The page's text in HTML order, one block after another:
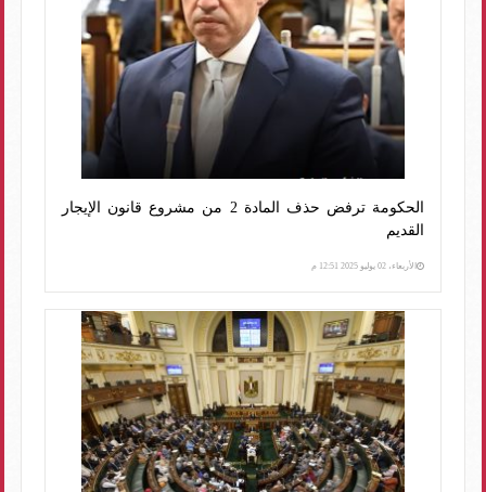
الحكومة ترفض حذف المادة 2 من مشروع قانون الإيجار
القديم
الأربعاء، 02 يوليو 2025 12:51 م